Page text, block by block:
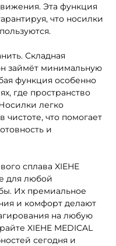
Эта функция
что носилки
Складная
займёт минимальную
функция особенно
где пространство
легко
что помогает
и
сплава XIEHE
для любой
Их премиальное
и комфорт делают
на любую
XIEHE MEDICAL
сегодня и